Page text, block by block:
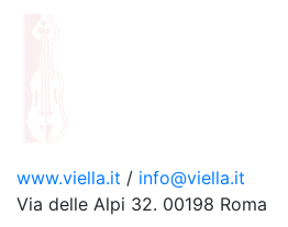
www.viella.it / info@viella.it
Via delle Alpi 32. 00198 Roma